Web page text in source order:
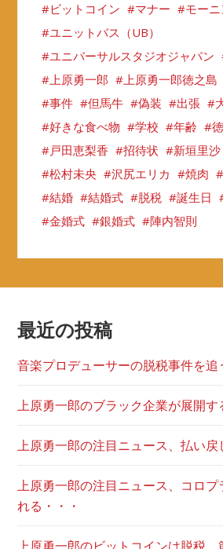
ビットコイン
マナー
モー
ユニットバス（UB）
ユニバーサルスタジオジャパン
上原勇一郎
上原勇一郎徳之島
事件
但馬牛 偽装 出張
好きな食べ物
学校 年齢
戸田恵梨香
招待状 新垣里沙
松村未央
沢尻エリカ 焼肉
結婚
結婚式 脱税 誕生日
金婚式
銀婚式 陣内智則
最近の投稿
音楽プロデューサーの脱税事件を追
上原勇一郎のブラック企業が展開す
上原勇一郎の注目ニュース、払い
上原勇一郎の注目ニュース、コロプ
れる・・・